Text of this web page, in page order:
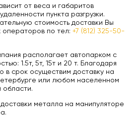
от веса и габаритов
пункта разгрузки.
стоимость доставки Вы
операторов по тел: +7 (812) 325-50-
располагает автопарком с
1.5т, 5т, 15т и 20 т. Благодаря
в срок осуществим доставку на
или любом населенном
области.
металла на манипуляторе